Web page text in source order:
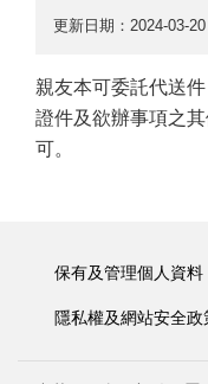
更新日期：2024-03-20
親友本可委託代送
證件及欲辦事項之
可。
保有及管理個人資料
隱私權及網站安全政